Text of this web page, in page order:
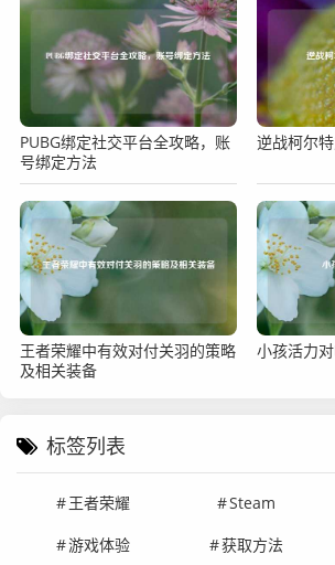
PUBG绑定社交平台全攻略，账
号绑定方法
逆战柯尔
王者荣耀中有效对付关羽的策略
及相关装备
小孩活力对
标签列表
王者荣耀 Steam
游戏体验
获取方法